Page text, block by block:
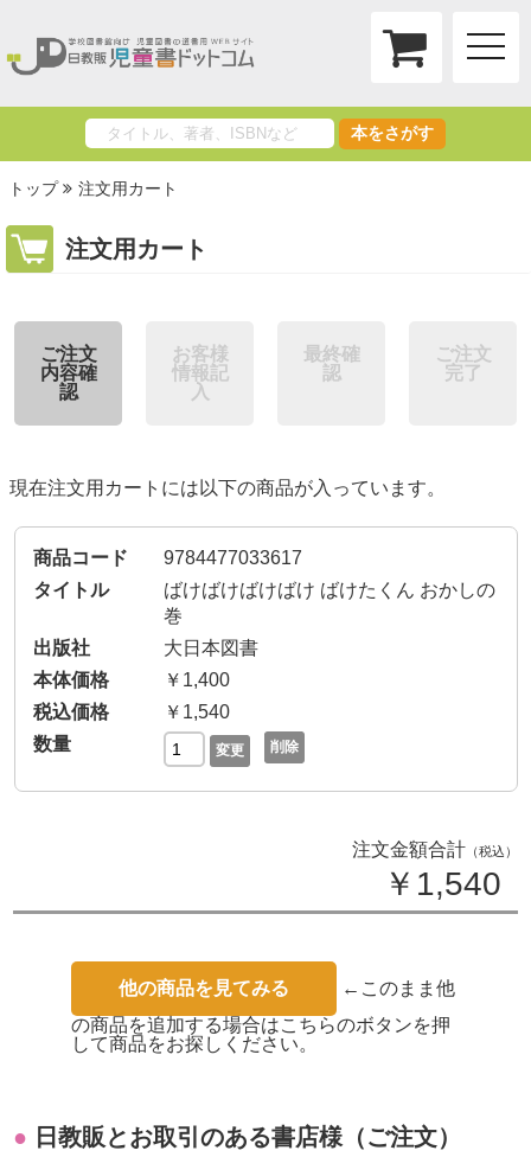
toggle
本をさがす
トップ 注文用カート
注文用カート
ご注文
内容確
認
お客様
情報記
入
最終確
認
ご注文
完了
現在注文用カートには以下の商品が入っています。
9784477033617
ばけばけばけばけ ばけたくん おかしの
巻
大日本図書
￥1,400
￥1,540
変更 削除
注文金額合計（税込）
￥1,540
他の商品を見てみる
←このまま他
の商品を追加する場合はこちらのボタンを押
して商品をお探しください。
日教販とお取引のある書店様（ご注文）